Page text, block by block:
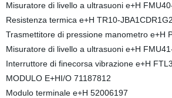
Misuratore di livello a ultrasuoni e+H
Resistenza termica e+H TR10-
Trasmettitore di pressione manometro e+H
Misuratore di livello a ultrasuoni e+H
Interruttore di finecorsa vibrazione e+H
MODULO E+HI/O 71187812
Modulo terminale e+H 52006197